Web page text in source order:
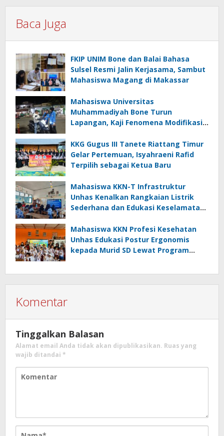
Baca Juga
FKIP UNIM Bone dan Balai Bahasa
Sulsel Resmi Jalin Kerjasama, Sambut
Mahasiswa Magang di Makassar
Mahasiswa Universitas
Muhammadiyah Bone Turun
Lapangan, Kaji Fenomena Modifikasi
FOTOFOBIA
KKG Gugus III Tanete Riattang Timur
Gelar Pertemuan, Isyahraeni Rafid
Terpilih sebagai Ketua Baru
Mahasiswa KKN-T Infrastruktur
Unhas Kenalkan Rangkaian Listrik
Sederhana dan Edukasi Keselamatan
Langkeang
Mahasiswa KKN Profesi Kesehatan
Unhas Edukasi Postur Ergonomis
kepada Murid SD Lewat Program
Komentar
Tinggalkan Balasan
Alamat email Anda tidak akan dipublikasikan. Ruas yang
wajib ditandai *